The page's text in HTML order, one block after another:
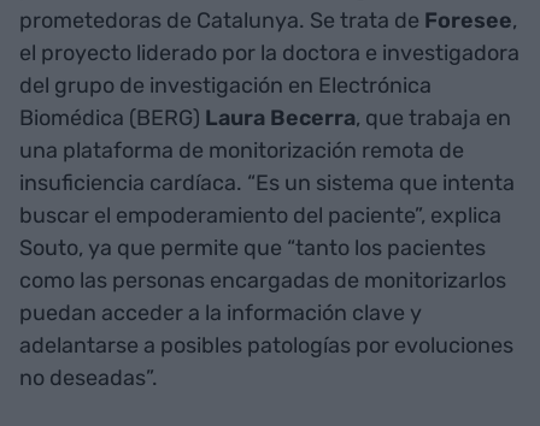
prometedoras de Catalunya. Se trata de Foresee,
el proyecto liderado por la doctora e investigadora
del grupo de investigación en Electrónica
Biomédica (BERG) Laura Becerra, que trabaja en
una plataforma de monitorización remota de
insuficiencia cardíaca. “Es un sistema que intenta
buscar el empoderamiento del paciente”, explica
Souto, ya que permite que “tanto los pacientes
como las personas encargadas de monitorizarlos
puedan acceder a la información clave y
adelantarse a posibles patologías por evoluciones
no deseadas”.